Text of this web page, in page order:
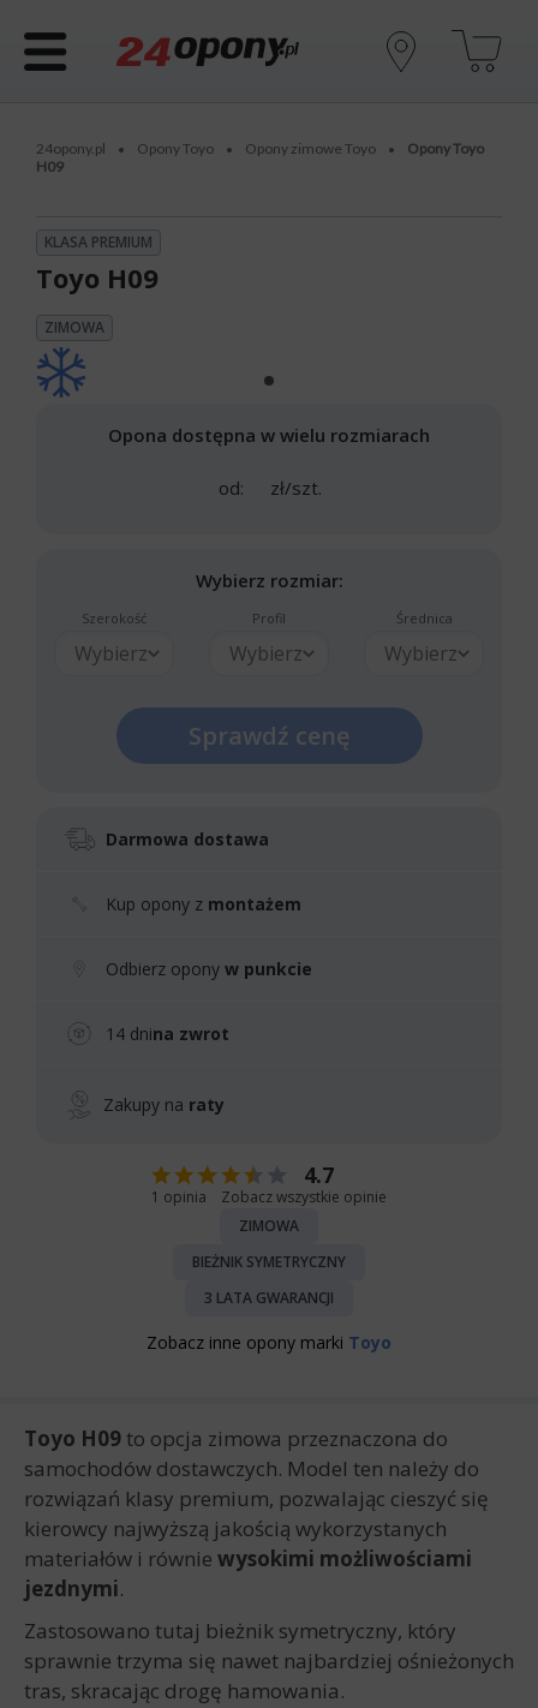
24opony.pl • Opony Toyo • Opony zimowe Toyo •
Opony Toyo
H09
KLASA PREMIUM
Toyo H09
ZIMOWA
Opona dostępna w wielu rozmiarach
od: zł/szt.
Wybierz rozmiar:
Szerokość
Wybierz
Profil
Wybierz
Średnica
Wybierz
Sprawdź cenę
Darmowa dostawa
Kup opony z montażem
Odbierz opony w punkcie
14 dnina zwrot
Zakupy na raty
4.7
1 opinia
Zobacz wszystkie opinie
ZIMOWA
BIEŻNIK SYMETRYCZNY
3 LATA GWARANCJI
Zobacz inne opony marki Toyo
Toyo H09 to opcja zimowa przeznaczona do
samochodów dostawczych. Model ten należy do
rozwiązań klasy premium, pozwalając cieszyć się
kierowcy najwyższą jakością wykorzystanych
materiałów i równie wysokimi możliwościami
jezdnymi.
Zastosowano tutaj bieżnik symetryczny, który
sprawnie trzyma się nawet najbardziej ośnieżonych
tras, skracając drogę hamowania.